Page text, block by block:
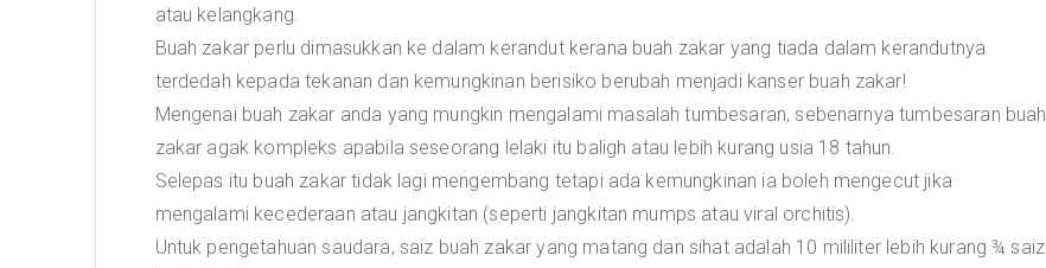
atau kelangkang.
Buah zakar perlu dimasukkan ke dalam kerandut kerana buah zakar yang tiada dalam kerandutnya
terdedah kepada tekanan dan kemungkinan berisiko berubah menjadi kanser buah zakar!
Mengenai buah zakar anda yang mungkin mengalami masalah tumbesaran, sebenarnya tumbesaran buah
zakar agak kompleks apabila seseorang lelaki itu baligh atau lebih kurang usia 18 tahun.
Selepas itu buah zakar tidak lagi mengembang tetapi ada kemungkinan ia boleh mengecut jika
mengalami kecederaan atau jangkitan (seperti jangkitan mumps atau viral orchitis).
Untuk pengetahuan saudara, saiz buah zakar yang matang dan sihat adalah 10 mililiter lebih kurang ¾ saiz